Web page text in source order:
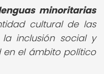
minoritarias
cultural de las
inclusión social y
en el ámbito político